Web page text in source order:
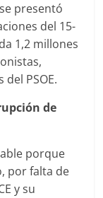
presentó
del 15-
1,2 millones
PSOE.
de
porque
por falta de
y su